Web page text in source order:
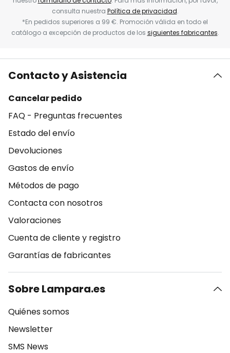
consulta nuestra Política de privacidad.
*En pedidos superiores a 99 €. Promoción válida en todo el
catálogo a excepción de productos de los siguientes fabricantes.
Contacto y Asistencia
Cancelar pedido
FAQ - Preguntas frecuentes
Estado del envío
Devoluciones
Gastos de envío
Métodos de pago
Contacta con nosotros
Valoraciones
Cuenta de cliente y registro
Garantías de fabricantes
Sobre Lampara.es
Quiénes somos
Newsletter
SMS News